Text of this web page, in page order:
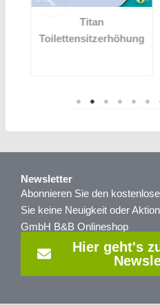
Titan
Toilettensitzerhöhung
Newsletter
Abonnieren Sie den
Sie keine Neuigkeit oder
GmbH B&B Onlineshop
Hier geht's